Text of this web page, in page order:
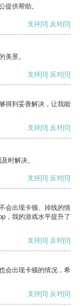
提供帮助。
支持[0] 反对[0]
美景。
支持[0] 反对[0]
得到妥善解决，让我能
支持[0] 反对[0]
时解决。
支持[0] 反对[0]
会出现卡顿、掉线的情
，我的游戏水平提升了
支持[0] 反对[0]
会出现卡顿的情况，希
支持[0] 反对[0]